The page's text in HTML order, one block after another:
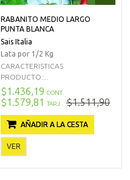
RABANITO MEDIO LARGO
PUNTA BLANCA
Sais Italia
Lata por 1/2 Kg
CARACTERISTICAS
PRODUCTO:...
$1.436,19 CONT
$1.579,81 TARJ $1.511,90
AÑADIR A LA CESTA
VER